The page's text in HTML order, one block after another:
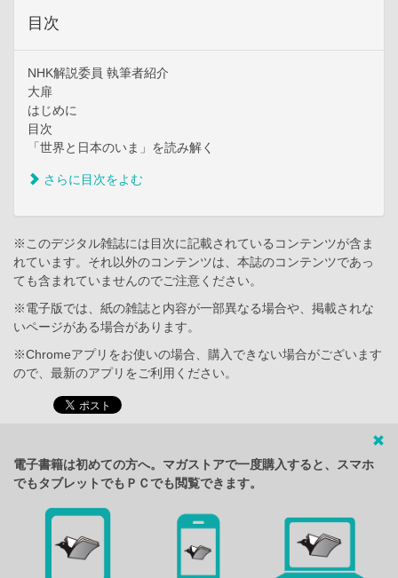
目次
NHK解説委員 執筆者紹介
大扉
はじめに
目次
「世界と日本のいま」を読み解く
さらに目次をよむ
※このデジタル雑誌には目次に記載されているコンテンツが含ま
れています。それ以外のコンテンツは、本誌のコンテンツであっ
ても含まれていませんのでご注意ください。
※電子版では、紙の雑誌と内容が一部異なる場合や、掲載されな
いページがある場合があります。
※Chromeアプリをお使いの場合、購入できない場合がございます
ので、最新のアプリをご利用ください。
電子書籍は初めての方へ。マガストアで一度購入すると、スマホ
でもタブレットでもＰＣでも閲覧できます。